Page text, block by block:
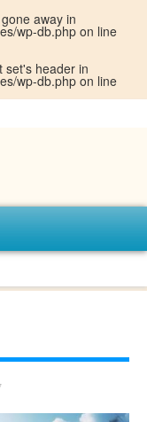
away in
wp-db.php on line
set's header in
wp-db.php on line